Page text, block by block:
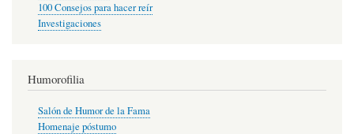
100 Consejos para hacer reír
Investigaciones
Humorofilia
Salón de Humor de la Fama
Homenaje póstumo